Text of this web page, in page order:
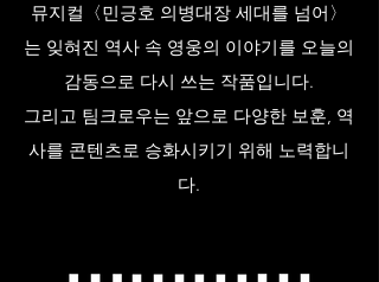
뮤지컬〈민긍호 의병대장 세대를 넘어〉
는 잊혀진 역사 속 영웅의 이야기를 오늘의
감동으로 다시 쓰는 작품입니다.
그리고 팀크로우는 앞으로 다양한 보훈, 역
사를 콘텐츠로 승화시키기 위해 노력합니
다.